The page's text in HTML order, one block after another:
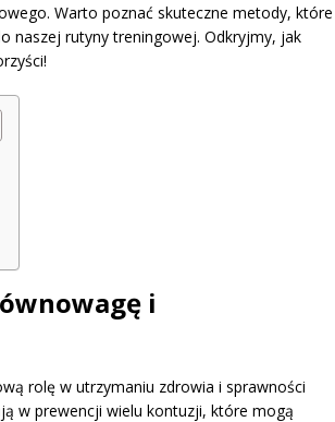
Warto poznać skuteczne metody, które
naszej rutyny treningowej. Odkryjmy, jak
i
rolę w utrzymaniu zdrowia i sprawności
w prewencji wielu kontuzji, które mogą